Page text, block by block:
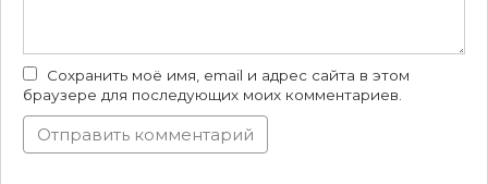
Сохранить моё имя, email и адрес сайта в этом
браузере для последующих моих комментариев.